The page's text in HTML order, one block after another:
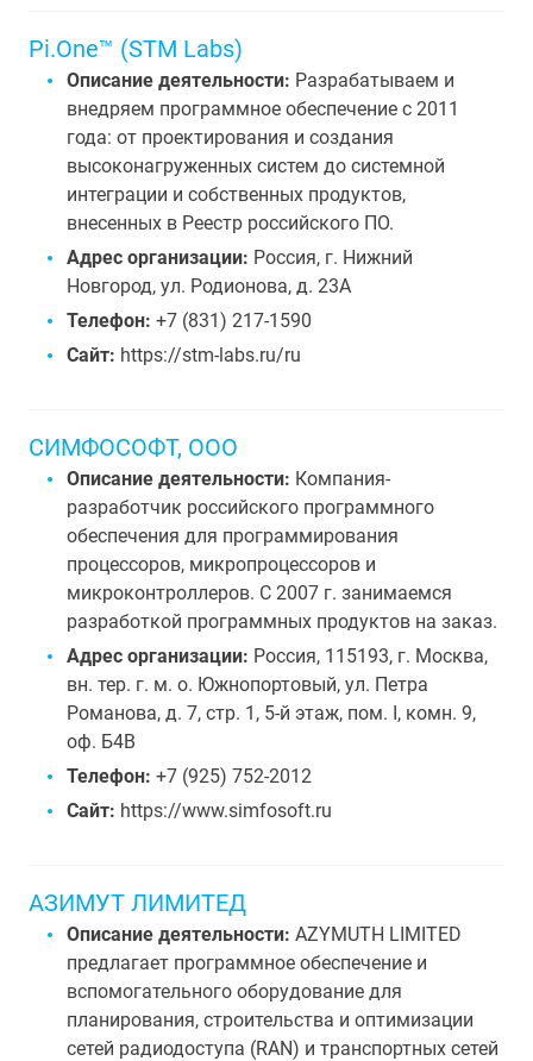
Pi.One™ (STM Labs)
Описание деятельности: Разрабатываем и
внедряем программное обеспечение с 2011
года: от проектирования и создания
высоконагруженных систем до системной
интеграции и собственных продуктов,
внесенных в Реестр российского ПО.
Адрес организации: Россия, г. Нижний
Новгород, ул. Родионова, д. 23А
Телефон: +7 (831) 217-1590
Сайт: https://stm-labs.ru/ru
СИМФОСОФТ, ООО
Описание деятельности: Компания-
разработчик российского программного
обеспечения для программирования
процессоров, микропроцессоров и
микроконтроллеров. С 2007 г. занимаемся
разработкой программных продуктов на заказ.
Адрес организации: Россия, 115193, г. Москва,
вн. тер. г. м. о. Южнопортовый, ул. Петра
Романова, д. 7, стр. 1, 5-й этаж, пом. I, комн. 9,
оф. Б4В
Телефон: +7 (925) 752-2012
Сайт: https://www.simfosoft.ru
АЗИМУТ ЛИМИТЕД
Описание деятельности: AZYMUTH LIMITED
предлагает программное обеспечение и
вспомогательного оборудование для
планирования, строительства и оптимизации
сетей радиодоступа (RAN) и транспортных сетей